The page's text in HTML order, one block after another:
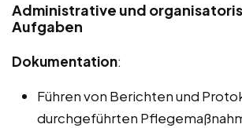
Administrative und
Aufgaben
Dokumentation:
Führen von Berichten und
durchgeführten